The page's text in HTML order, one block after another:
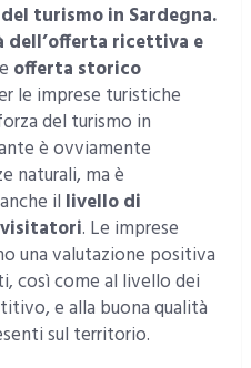
turismo in Sardegna.
dell’offerta ricettiva e
e offerta storico
le imprese turistiche
del turismo in
è ovviamente
naturali, ma è
il livello di
. Le imprese
una valutazione positiva
così come al livello dei
e alla buona qualità
sul territorio.